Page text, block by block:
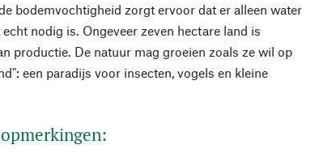
bodemvochtigheid zorgt ervoor dat er alleen water
nodig is. Ongeveer zeven hectare land is
productie. De natuur mag groeien zoals ze wil op
een paradijs voor insecten, vogels en kleine